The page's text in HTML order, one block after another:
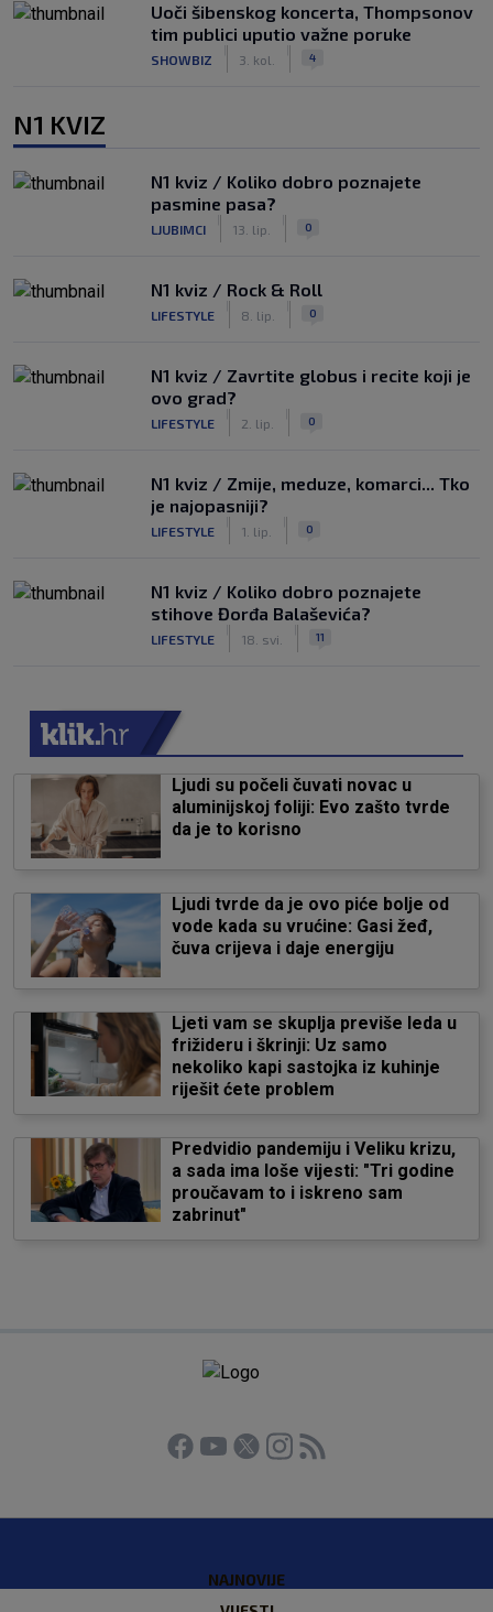
Uoči šibenskog koncerta, Thompsonov
tim publici uputio važne poruke
SHOWBIZ 3. kol. 4
N1 KVIZ
N1 kviz / Koliko dobro poznajete
pasmine pasa?
LJUBIMCI 13. lip. 0
N1 kviz / Rock & Roll
LIFESTYLE 8. lip. 0
N1 kviz / Zavrtite globus i recite koji je
ovo grad?
LIFESTYLE 2. lip. 0
N1 kviz / Zmije, meduze, komarci... Tko
je najopasniji?
LIFESTYLE 1. lip. 0
N1 kviz / Koliko dobro poznajete
stihove Đorđa Balaševića?
LIFESTYLE 18. svi. 11
Ljudi su počeli čuvati novac u
aluminijskoj foliji: Evo zašto tvrde
da je to korisno
Ljudi tvrde da je ovo piće bolje od
vode kada su vrućine: Gasi žeđ,
čuva crijeva i daje energiju
Ljeti vam se skuplja previše leda u
frižideru i škrinji: Uz samo
nekoliko kapi sastojka iz kuhinje
riješit ćete problem
Predvidio pandemiju i Veliku krizu,
a sada ima loše vijesti: "Tri godine
proučavam to i iskreno sam
zabrinut"
NAJNOVIJE